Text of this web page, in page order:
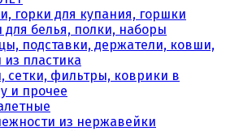
горки для купания, горшки
для белья, полки, наборы
подставки, держатели, ковши,
пластика
сетки, фильтры, коврики в
и прочее
из нержавейки